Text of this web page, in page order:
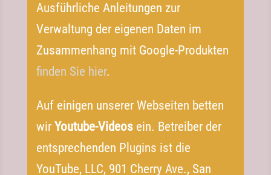
Ausführliche Anleitungen zur
Verwaltung der eigenen Daten im
Zusammenhang mit Google-​Produkten
finden Sie hier.
Auf einigen unserer Webseiten betten
wir Youtube-​Videosein. Betreiber der
entsprechenden Plugins ist die
YouTube, LLC, 901 Cherry Ave., San